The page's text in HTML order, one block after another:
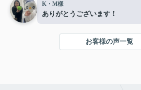
K・M様
ありがとうございます！
お客様の声一覧